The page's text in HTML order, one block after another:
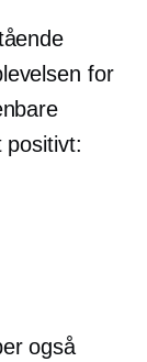
for
positivt:
også